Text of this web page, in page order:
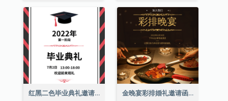
红黑二色毕业典礼邀请函 金晚宴彩排婚礼邀请函